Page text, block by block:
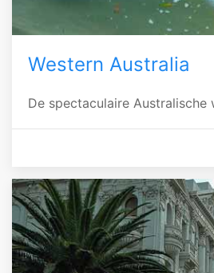
Western Australia
De spectaculaire Australische